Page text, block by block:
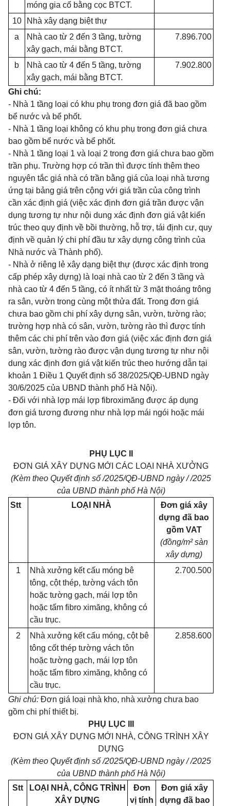
móng gia cố bằng cọc BTCT.
10
Nhà xây dạng biệt thự
a
Nhà cao từ 2 đến 3 tầng, tường
xây gạch, mái bằng BTCT.
7.896.700
b
Nhà cao từ 4 đến 5 tầng, tường
xây gạch, mái bằng BTCT.
7.902.800
Ghi chú:
- Nhà 1 tầng loại có khu phụ trong đơn giá đã bao gồm
bể nước và bể phốt.
- Nhà 1 tầng loại không có khu phụ trong đơn giá chưa
bao gồm bể nước và bể phốt.
- Nhà 1 tầng loại 1 và loại 2 trong đơn giá chưa bao gồm
trần phụ. Trường hợp có trần thì được tính thêm theo
nguyên tắc giá nhà có trần bằng giá của loại nhà tương
ứng tại bảng giá trên cộng với giá trần của công trình
cần xác định giá (việc xác định đơn giá trần được vận
dụng tương tự như nội dung xác định đơn giá vật kiến
trúc theo quy định về bồi thường, hỗ trợ, tái định cư, quy
định về quản lý chi phí đầu tư xây dựng công trình của
Nhà nước và Thành phố).
- Nhà ở riêng lẻ xây dạng biệt thự (được xác định trong
cấp phép xây dựng) là loại nhà cao từ 2 đến 3 tầng và
nhà cao từ 4 đến 5 tầng, có ít nhất từ 3 mặt thoáng trông
ra sân, vườn trong cùng một thửa đất. Trong đơn giá
chưa bao gồm chi phí xây dựng sân, vườn, tường rào;
trường hợp nhà có sân, vườn, tường rào thì được tính
thêm các chi phí trên vào đơn giá (việc xác định đơn giá
sân, vườn, tường rào được vận dụng tương tự như nội
dung xác định đơn giá vật kiến trúc theo hướng dẫn tại
khoản 1 Điều 1 Quyết định số 38/2025/QĐ-UBND ngày
30/6/2025 của UBND thành phố Hà Nội).
- Đối với nhà lợp mái lợp fibroximăng được áp dụng
đơn giá tương đương như nhà lợp mái ngói hoặc mái
lợp tôn.
PHỤ LỤC II
ĐƠN GIÁ XÂY DỰNG MỚI CÁC LOẠI NHÀ XƯỞNG
(Kèm theo Quyết định số /2025/QĐ-UBND ngày / /2025
của UBND thành phố Hà Nội)
Stt
LOẠI NHÀ
Đơn giá xây
dựng đã bao
gồm VAT
(đồng/m² sàn
xây dựng)
1
Nhà xưởng kết cấu móng bê
tông, cột thép, tường vách tôn
hoặc tường gạch, mái lợp tôn
hoặc tấm fibro ximăng, không có
cầu trục.
2.700.500
2
Nhà xưởng kết cấu móng, cột bê
tông cốt thép tường vách tôn
hoặc tường gạch, mái lợp tôn
hoặc tấm fibro ximăng, không có
cầu trục.
2.858.600
Ghi chú: Đơn giá loại nhà kho, nhà xưởng chưa bao
gồm chi phí thiết bị.
PHỤ LỤC III
ĐƠN GIÁ XÂY DỰNG MỚI NHÀ, CÔNG TRÌNH XÂY
DỰNG
(Kèm theo Quyết định số /2025/QĐ-UBND ngày / /2025
của UBND thành phố Hà Nội)
Stt
LOẠI NHÀ, CÔNG TRÌNH
XÂY DỰNG
Đơn
vị tính
Đơn giá xây
dựng đã bao